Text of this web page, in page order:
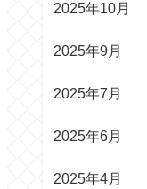
2025年10月
2025年9月
2025年7月
2025年6月
2025年4月